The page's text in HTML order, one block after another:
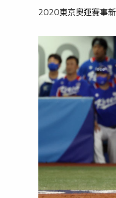
2020東京奧運賽事